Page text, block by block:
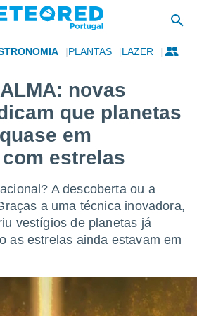
PLANTAS LAZER
novas
que planetas
em
estrelas
A descoberta ou a
a uma técnica inovadora,
vestígios de planetas já
as estrelas ainda estavam em